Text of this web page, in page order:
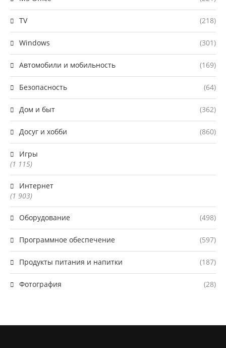
TV (218)
Windows (301)
Автомобили и мобильность (169)
Безопасность (64)
Дом и быт (362)
Досуг и хобби (860)
Игры
(1 115)
Интернет
(1 903)
Оборудование (498)
Программное обеспечение (597)
Продукты питания и напитки (187)
Фотография (28)